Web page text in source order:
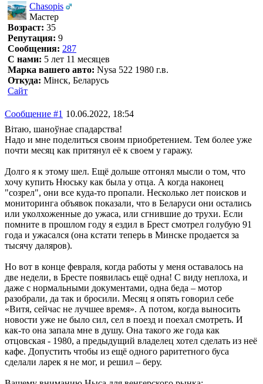
Chasopis
Мастер
Возраст: 35
Репутация: 9
Сообщения: 287
С нами: 5 лет 11 месяцев
Марка вашего авто: Nysa 522 1980 г.в.
Откуда: Мінск, Беларусь
Сайт
Сообщение #1 10.06.2022, 18:54
Вітаю, шаноўнае спадарства!
Надо и мне поделиться своим приобретением. Тем более уже
почти месяц как притянул её к своем у гаражу.
Долго я к этому шел. Ещё дольше отгонял мысли о том, что
хочу купить Нюську как была у отца. А когда наконец
"созрел", они все куда-то пропали. Несколько лет поисков и
мониторинга объявок показали, что в Беларуси они остались
или уколхоженные до ужаса, или сгнившие до трухи. Если
помните в прошлом году я ездил в Брест смотрел голубую 91
года и ужасался (она кстати теперь в Минске продается за
тысячу даляров).
Но вот в конце февраля, когда работы у меня оставалось на
две недели, в Бресте появилась ещё одна! С виду неплоха, и
даже с нормальными документами, одна беда – мотор
разобрали, да так и бросили. Месяц я опять говорил себе
«Витя, сейчас не лучшее время». А потом, когда выносить
новости уже не было сил, сел в поезд и поехал смотреть. И
как-то она запала мне в душу. Она такого же года как
отцовская - 1980, а предыдущий владелец хотел сделать из неё
кафе. Допустить чтобы из ещё одного раритетного буса
сделали ларек я не мог, и решил – беру.